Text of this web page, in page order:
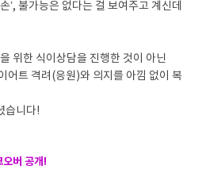
’, 불가능은 없다는 걸 보여주고 계신데
위한 식이상담을 진행한 것이 아닌
어트 격려(응원)와 의지를 아낌 없이 복
습니다!
버 공개!